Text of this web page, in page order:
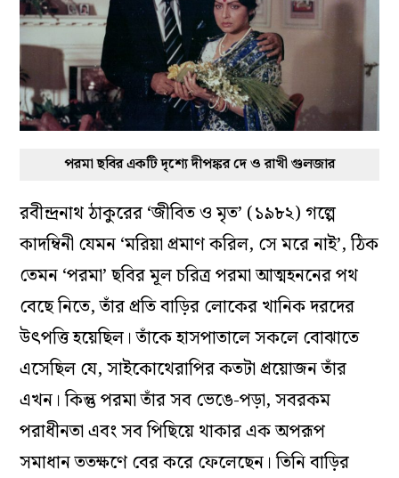
পরমা ছবির একটি দৃশ্যে দীপঙ্কর দে ও রাখী গুলজার
রবীন্দ্রনাথ ঠাকুরের ‘জীবিত ও মৃত’ (১৯৮২) গল্পে
কাদম্বিনী যেমন ‘মরিয়া প্রমাণ করিল, সে মরে নাই’, ঠিক
তেমন ‘পরমা’ ছবির মূল চরিত্র পরমা আত্মহননের পথ
বেছে নিতে, তাঁর প্রতি বাড়ির লোকের খানিক দরদের
উৎপত্তি হয়েছিল। তাঁকে হাসপাতালে সকলে বোঝাতে
এসেছিল যে, সাইকোথেরাপির কতটা প্রয়োজন তাঁর
এখন। কিন্তু পরমা তাঁর সব ভেঙে-পড়া, সবরকম
পরাধীনতা এবং সব পিছিয়ে থাকার এক অপরূপ
সমাধান ততক্ষণে বের করে ফেলেছেন। তিনি বাড়ির